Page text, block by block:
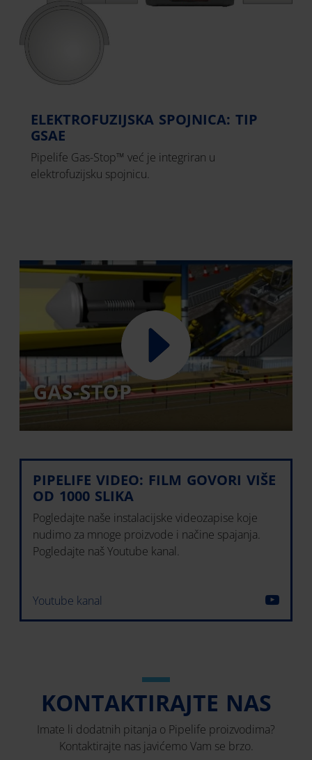
ELEKTROFUZIJSKA SPOJNICA: TIP
GSAE
Pipelife Gas-Stop™ već je integriran u
elektrofuzijsku spojnicu.
PIPELIFE VIDEO: FILM GOVORI VIŠE
OD 1000 SLIKA
Pogledajte naše instalacijske videozapise koje
nudimo za mnoge proizvode i načine spajanja.
Pogledajte naš Youtube kanal.
Youtube kanal
KONTAKTIRAJTE NAS
Imate li dodatnih pitanja o Pipelife proizvodima?
Kontaktirajte nas javićemo Vam se brzo.